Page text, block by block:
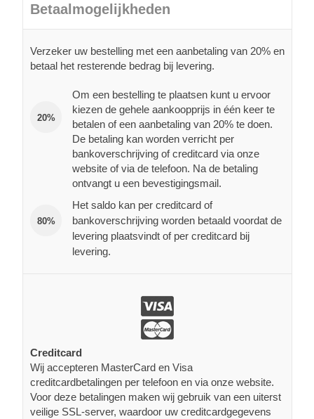
Betaalmogelijkheden
Verzeker uw bestelling met een aanbetaling van 20% en
betaal het resterende bedrag bij levering.
20%
Om een bestelling te plaatsen kunt u ervoor
kiezen de gehele aankoopprijs in één keer te
betalen of een aanbetaling van 20% te doen.
De betaling kan worden verricht per
bankoverschrijving of creditcard via onze
website of via de telefoon. Na de betaling
ontvangt u een bevestigingsmail.
80%
Het saldo kan per creditcard of
bankoverschrijving worden betaald voordat de
levering plaatsvindt of per creditcard bij
levering.
Creditcard
Wij accepteren MasterCard en Visa
creditcardbetalingen per telefoon en via onze website.
Voor deze betalingen maken wij gebruik van een uiterst
veilige SSL-server, waardoor uw creditcardgegevens